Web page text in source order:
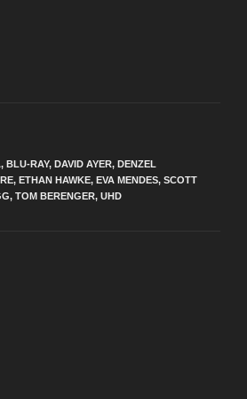
, BLU-RAY, DAVID AYER, DENZEL
, ETHAN HAWKE, EVA MENDES, SCOTT
, TOM BERENGER, UHD